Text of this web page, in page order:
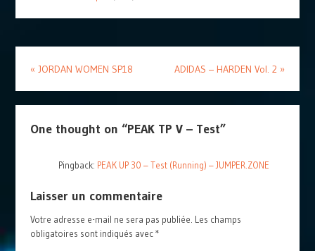
« JORDAN WOMEN SP18 ADIDAS – HARDEN Vol. 2 »
One thought on “PEAK TP V – Test”
Pingback: PEAK UP 30 – Test (Running) – JUMPER.ZONE
Laisser un commentaire
Votre adresse e-mail ne sera pas publiée. Les champs
obligatoires sont indiqués avec*